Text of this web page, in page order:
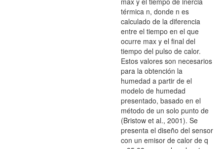
térmica n, donde n es
calculado de la diferencia
entre el tiempo en el que
ocurre max y el final del
tiempo del pulso de calor.
Estos valores son necesarios
para la obtención la
humedad a partir de el
modelo de humedad
presentado, basado en el
método de un solo punto de
(Bristow et al., 2001). Se
presenta el diseño del sensor
con un emisor de calor de q